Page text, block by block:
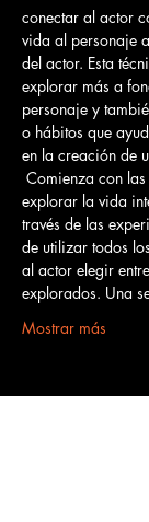
conectar al actor
vida al personaje
del actor. Esta
explorar más a
personaje y
o hábitos que
en la creación de
explorar la vida
través de las
de utilizar todos
al actor elegir
explorados. Una
Mostrar más